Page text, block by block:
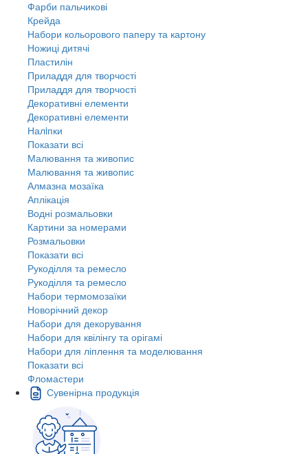
Фарби пальчикові
Крейда
Набори кольорового паперу та картону
Ножиці дитячі
Пластилін
Приладдя для творчості
Приладдя для творчості
Декоративні елементи
Декоративні елементи
Налiпки
Показати всі
Малювання та живопис
Малювання та живопис
Алмазна мозаїка
Аплікація
Водні розмальовки
Картини за номерами
Розмальовки
Показати всі
Рукоділля та ремесло
Рукоділля та ремесло
Набори термомозаїки
Новорічний декор
Набори для декорування
Набори для квілінгу та орігамі
Набори для ліплення та моделювання
Показати всі
Фломастери
Сувенірна продукція